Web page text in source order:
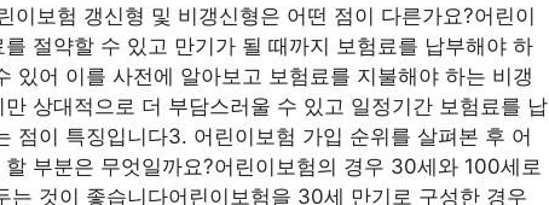
이보험 갱신형 및 비갱신형은 어떤 점이 다른가요?어린이
절약할 수 있고 만기가 될 때까지 보험료를 납부해야 하
있어 이를 사전에 알아보고 보험료를 지불해야 하는 비갱
상대적으로 더 부담스러울 수 있고 일정기간 보험료를 납
점이 특징입니다3. 어린이보험 가입 순위를 살펴본 후 어
부분은 무엇일까요?어린이보험의 경우 30세와 100세로
는 것이 좋습니다어린이보험을 30세 만기로 구성한 경우